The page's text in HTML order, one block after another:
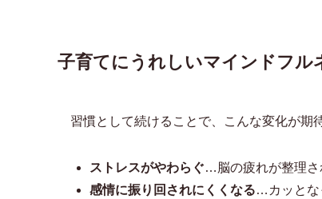
子育てにうれしいマインドフル
習慣として続けることで、こんな変化が期
ストレスがやわらぐ…脳の疲れが整理さ
感情に振り回されにくくなる…カッとな